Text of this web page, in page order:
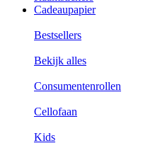
Cadeaupapier
Bestsellers
Bekijk alles
Consumentenrollen
Cellofaan
Kids